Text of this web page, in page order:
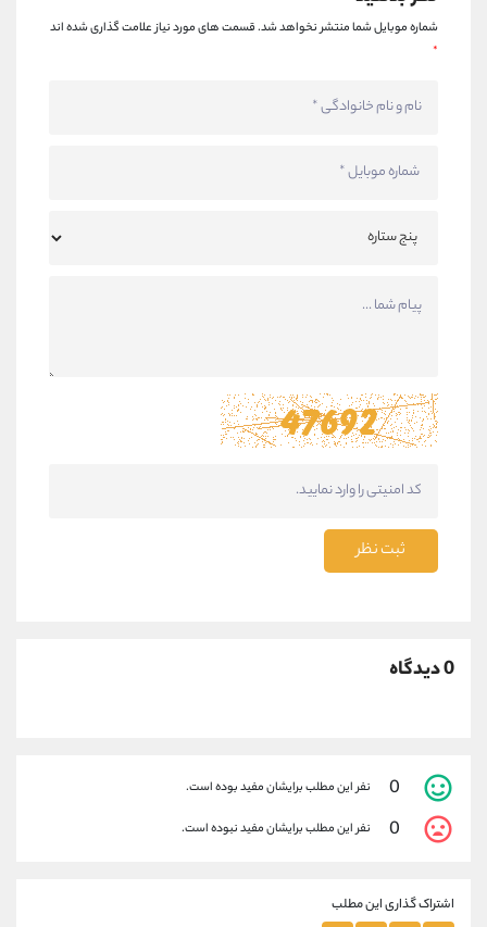
شماره موبایل شما منتشر نخواهد شد.قسمت های مورد نیاز علامت گذاری شده اند
*
ثبت نظر
0 دیدگاه
0 نفر این مطلب برایشان مفید بوده است.
0 نفر این مطلب برایشان مفید نبوده است.
اشتراک گذاری این مطلب